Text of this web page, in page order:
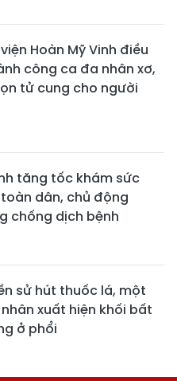
Hoàn Mỹ Vinh điều
công ca đa nhân xơ,
tử cung cho người
tăng tốc khám sức
dân, chủ động
chống dịch bệnh
sử hút thuốc lá, một
xuất hiện khối bất
ở phổi